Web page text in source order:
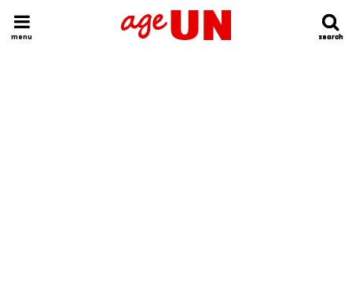
search
search
menu
HOME 今日の運勢ランキング 明日の運勢ランキング 今週の運勢